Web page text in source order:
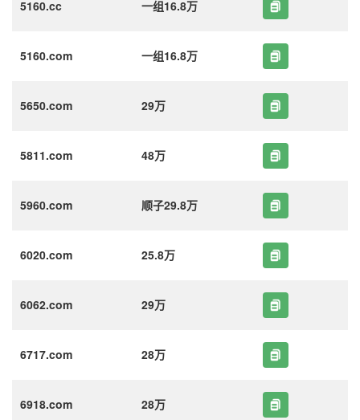
5160.cc 一组16.8万
5160.com 一组16.8万
5650.com 29万
5811.com 48万
5960.com 顺子29.8万
6020.com 25.8万
6062.com 29万
6717.com 28万
6918.com 28万